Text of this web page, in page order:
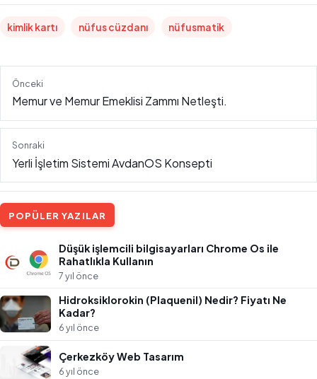
kimlik kartı nüfus cüzdanı nüfusmatik
Önceki
Memur ve Memur Emeklisi Zammı Netleşti.
Sonraki
Yerli İşletim Sistemi AvdanOS Konsepti
POPÜLER YAZILAR
Düşük işlemcili bilgisayarları Chrome Os ile
Rahatlıkla Kullanın
7 yıl önce
Hidroksiklorokin (Plaquenil) Nedir? Fiyatı Ne
Kadar?
6 yıl önce
Çerkezköy Web Tasarım
6 yıl önce